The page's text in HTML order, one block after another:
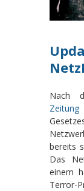
Nach
bereits
Das
einem
Terror-